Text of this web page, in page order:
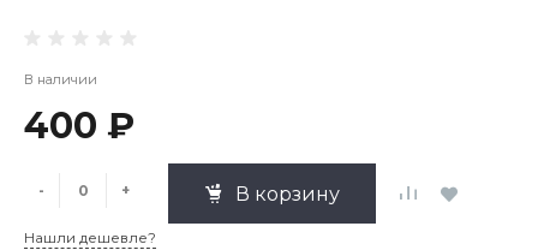
В наличии
400 ₽
- + В корзину
Нашли дешевле?